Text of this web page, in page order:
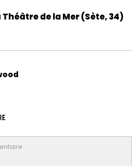
de la Mer (Sète, 34)